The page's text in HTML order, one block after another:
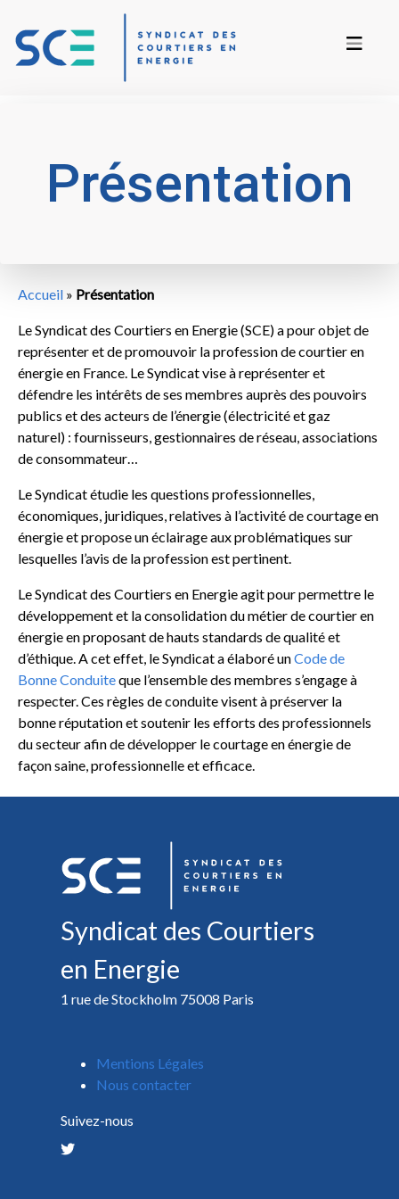
Présentation
Accueil » Présentation
Le Syndicat des Courtiers en Energie (SCE) a pour objet de
représenter et de promouvoir la profession de courtier en
énergie en France. Le Syndicat vise à représenter et
défendre les intérêts de ses membres auprès des pouvoirs
publics et des acteurs de l’énergie (électricité et gaz
naturel) : fournisseurs, gestionnaires de réseau, associations
de consommateur…
Le Syndicat étudie les questions professionnelles,
économiques, juridiques, relatives à l’activité de courtage en
énergie et propose un éclairage aux problématiques sur
lesquelles l’avis de la profession est pertinent.
Le Syndicat des Courtiers en Energie agit pour permettre le
développement et la consolidation du métier de courtier en
énergie en proposant de hauts standards de qualité et
d’éthique. A cet effet, le Syndicat a élaboré unCode de
Bonne Conduiteque l’ensemble des membres s’engage à
respecter. Ces règles de conduite visent à préserver la
bonne réputation et soutenir les efforts des professionnels
du secteur afin de développer le courtage en énergie de
façon saine, professionnelle et efficace.
Syndicat des Courtiers
en Energie
1 rue de Stockholm 75008 Paris
Mentions Légales
Nous contacter
Suivez-nous